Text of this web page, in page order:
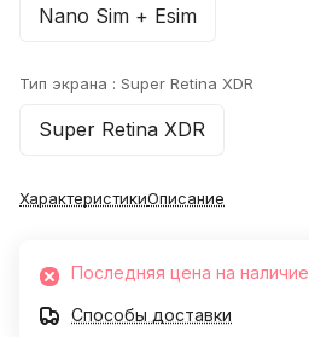
Nano Sim + Esim
Тип экрана : Super Retina XDR
Super Retina XDR
ХарактеристикиОписание
Последняя цена на наличие
Способы доставки